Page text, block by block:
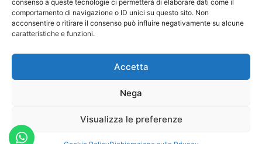
consenso a queste tecnologie ci permetterà di elaborare dati come il
comportamento di navigazione o ID unici su questo sito. Non
acconsentire o ritirare il consenso può influire negativamente su alcune
caratteristiche e funzioni.
Accetta
Nega
Visualizza le preferenze
COOKIE POLICY (UE)
Sede legale in Via Alessio Baldovinetti 13 - 00142 - Roma - P.Iva: